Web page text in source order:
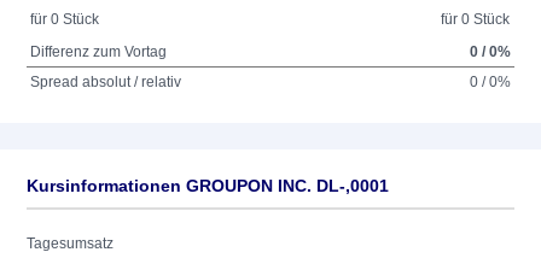
für 0 Stück
für 0 Stück
Differenz zum Vortag
0 / 0%
Spread absolut / relativ
0 / 0%
Kursinformationen GROUPON INC. DL-,0001
Tagesumsatz